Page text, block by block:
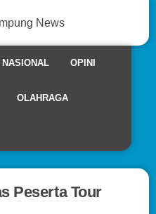
NASIONAL OPINI
OLAHRAGA
Peserta Tour